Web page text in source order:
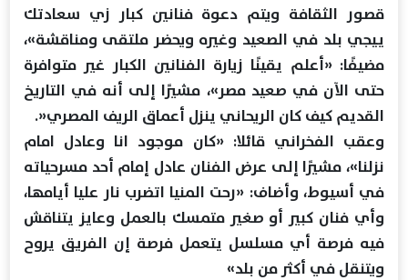
قصور الثقافة ويتم دعوة فنانين كبار زي سعادتك
ييجي بلد في الصعيد وغيره ويحضر ملتقى ومناقشة»،
مضيفًا: «أعلم يقينًا زيارة الفنانين الكبار غير متوافرة
حتى الآن في صعيد مصر»، مشيرًا إلى أنه في التاريخ
القديم كيف كان الريحاني ينزل أعماق الريف المصري«.
وعقب الفخراني قائلا: «كان موجود انا وعادل امام
نزلنا»، مشيرًا إلى عرض الفنان عادل إمام أحد مسرحياته
في أسيوط، وأضاف: «رحت المنيا اتضرب نار عليا أيامها،
وأي فنان كبير أو صغير متمسك بالعمل وعايز يتناقش
فيه فرصة أي مسلسل يتعمل فرصة إن الفريق يروح
ويتنقل في أكثر من بلد»